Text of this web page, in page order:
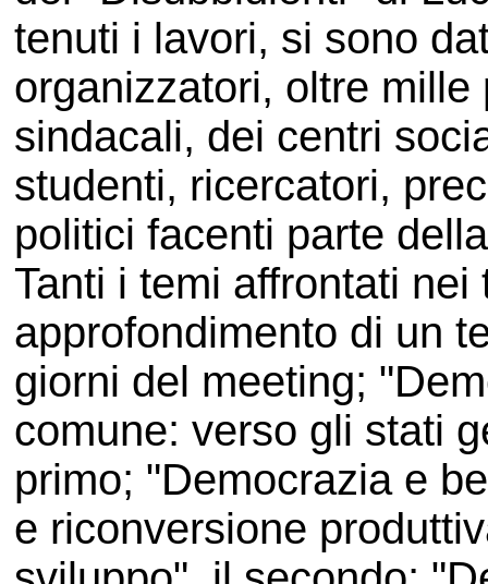
tenuti i lavori, si sono
organizzatori, oltre
sindacali, dei centri
studenti, ricercatori,
politici facenti parte
Tanti i temi affrontati
approfondimento di un
giorni del meeting;
comune: verso gli stati
primo; "Democrazia e
e riconversione